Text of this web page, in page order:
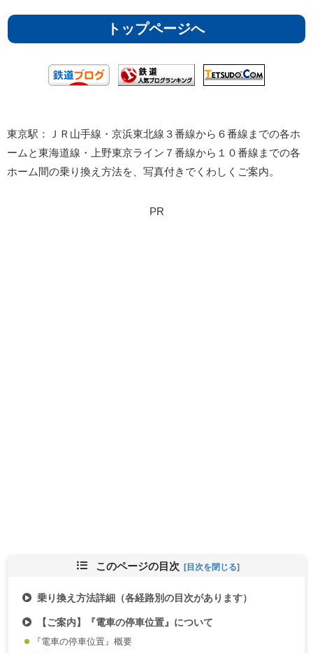
トップページへ
東京駅：ＪＲ山手線・京浜東北線３番線から６番線までの各ホ
ームと東海道線・上野東京ライン７番線から１０番線までの各
ホーム間の乗り換え方法を、写真付きでくわしくご案内。
PR
このページの目次
乗り換え方法詳細（各経路別の目次があります）
【ご案内】『電車の停車位置』について
『電車の停車位置』概要